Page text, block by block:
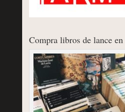
Compra libros de lance en